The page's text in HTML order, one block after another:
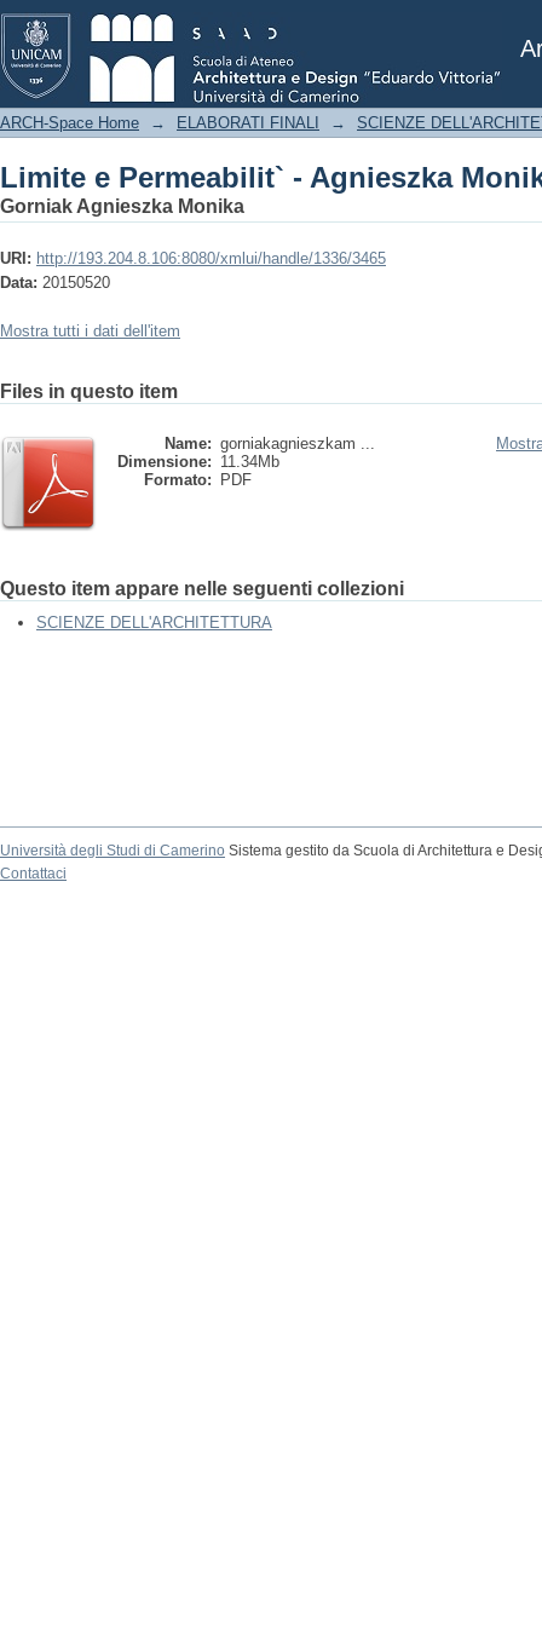
Limite e Permeabilit` - Agnieszka
ARCH-Space Home → ELABORATI FINALI → SCIENZE
Limite e Permeabilit` - Agnieszka
Gorniak Agnieszka Monika
URI: http://193.204.8.106:8080/xmlui/handle/1336/3465
Data: 20150520
Mostra tutti i dati dell'item
Files in questo item
Name: gorniakagnieszkam ...
Dimensione: 11.34Mb
Formato:
PDF
Questo item appare nelle seguenti collezioni
SCIENZE DELL'ARCHITETTURA
Università degli Studi di Camerino Sistema gestito da Scuola di Architettura e
Contattaci